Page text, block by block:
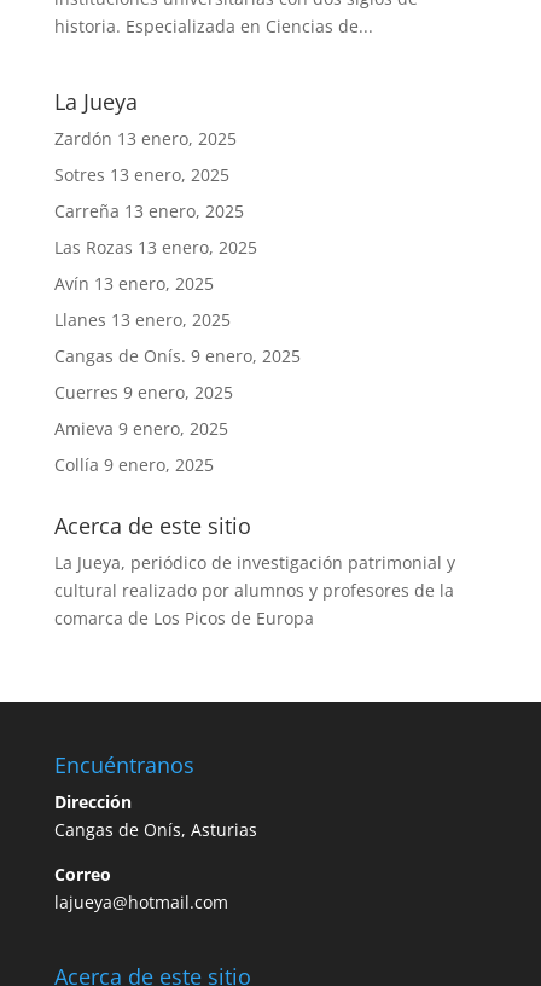
historia. Especializada en Ciencias de...
La Jueya
Zardón 13 enero, 2025
Sotres 13 enero, 2025
Carreña 13 enero, 2025
Las Rozas 13 enero, 2025
Avín 13 enero, 2025
Llanes 13 enero, 2025
Cangas de Onís. 9 enero, 2025
Cuerres 9 enero, 2025
Amieva 9 enero, 2025
Collía 9 enero, 2025
Acerca de este sitio
La Jueya, periódico de investigación patrimonial y
cultural realizado por alumnos y profesores de la
comarca de Los Picos de Europa
Encuéntranos
Dirección
Cangas de Onís, Asturias
Correo
lajueya@hotmail.com
Acerca de este sitio